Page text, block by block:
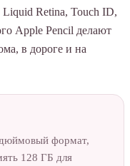
Retina, Touch ID,
Apple Pencil делают
в дороге и на
формат,
128 ГБ для